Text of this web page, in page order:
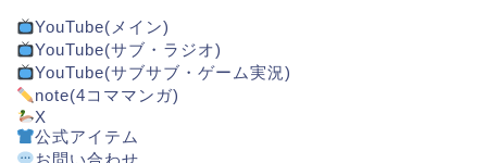
YouTube(メイン)
YouTube(サブ・ラジオ)
YouTube(サブサブ・ゲーム実況)
note(4コママンガ)
X
公式アイテム